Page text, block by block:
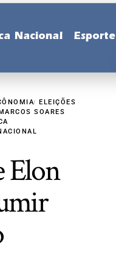
Nacional Esporte
ELEIÇÕES
SOARES
Elon